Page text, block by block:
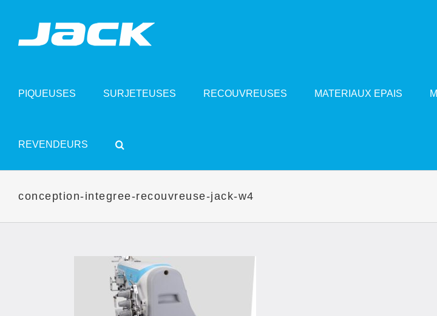
PIQUEUSES SURJETEUSES RECOUVREUSES MATERIAUX EPAIS
REVENDEURS
conception-integree-recouvreuse-jack-w4